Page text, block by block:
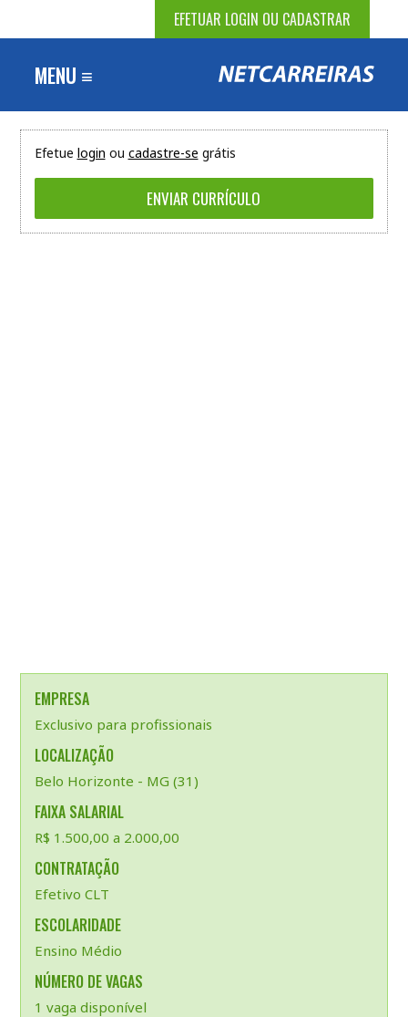
EFETUAR LOGIN OU CADASTRAR
MENU ≡
Efetue login ou cadastre-se grátis
EMPRESA
Exclusivo para profissionais
LOCALIZAÇÃO
Belo Horizonte - MG (31)
FAIXA SALARIAL
R$ 1.500,00 a 2.000,00
CONTRATAÇÃO
Efetivo CLT
ESCOLARIDADE
Ensino Médio
NÚMERO DE VAGAS
1 vaga disponível